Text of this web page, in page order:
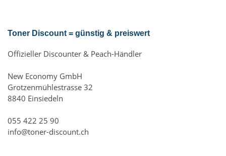
Toner Discount = günstig & preiswert
Offizieller Discounter & Peach-Händler
New Economy GmbH
Grotzenmühlestrasse 32
8840 Einsiedeln
055 422 25 90
info@toner-discount.ch